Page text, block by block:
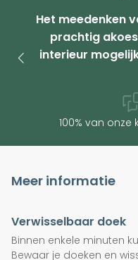
Het meedenken
prachtig
interieur
100% van
Meer informatie
Verwisselbaar doek
Binnen enkele minuten
Bewaar je doeken en